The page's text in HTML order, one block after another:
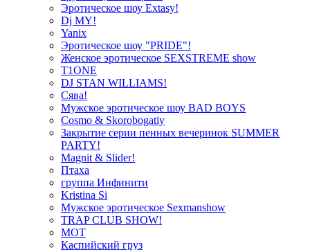
Эротическое шоу Extasy!
Dj MY!
Yanix
Эротическое шоу "PRIDE"!
Женское эротическое SEXSTREME show
T1ONE
DJ STAN WILLIAMS!
Сява!
Мужское эротическое шоу BAD BOYS
Cosmo & Skorobogatiy
Закрытие серии пенных вечеринок SUMMER
PARTY!
Magnit & Slider!
Птаха
группа Инфинити
Kristina Si
Мужское эротическое Sexmanshow
TRAP CLUB SHOW!
МОТ
Каспийский груз